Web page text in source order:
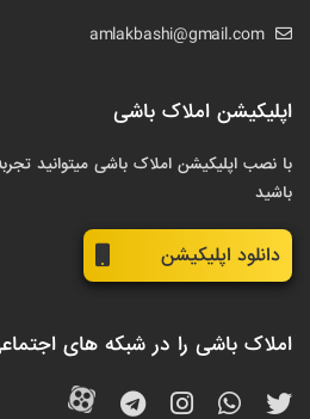
amlakbashi@gmail.com
اپلیکیشن املاک باشی
با نصب اپلیکیشن املاک باشی میتوانید
باشید
دانلود اپلیکیشن
املاک باشی را در شبکه های